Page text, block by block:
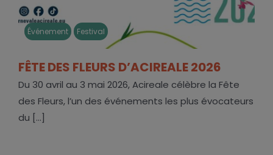
Événement Festival
FÊTE DES FLEURS D’ACIREALE 2026
Du 30 avril au 3 mai 2026, Acireale célèbre la Fête
des Fleurs, l’un des événements les plus évocateurs
du [...]